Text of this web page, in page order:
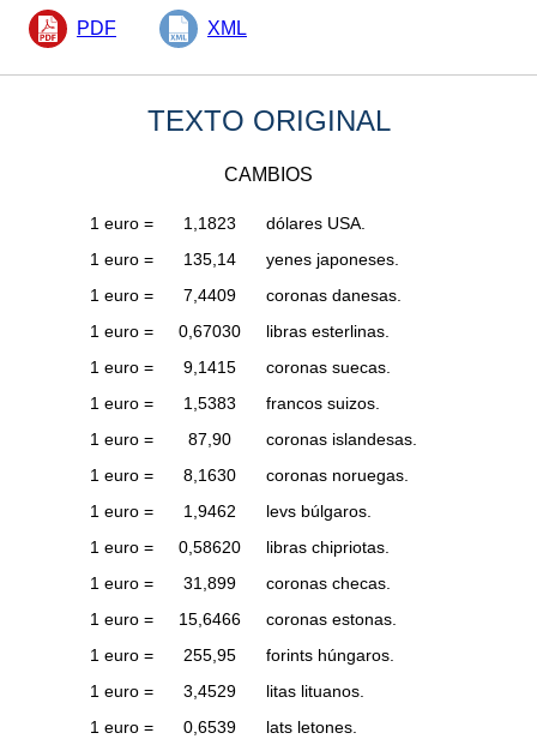
PDF XML
TEXTO ORIGINAL
CAMBIOS
1 euro = 1,1823
dólares USA.
1 euro =
135,14
yenes japoneses.
1 euro =
7,4409
coronas danesas.
1 euro =
0,67030
libras esterlinas.
1 euro =
9,1415
coronas suecas.
1 euro =
1,5383
francos suizos.
1 euro =
87,90
coronas islandesas.
1 euro =
8,1630
coronas noruegas.
1 euro =
1,9462
levs búlgaros.
1 euro =
0,58620
libras chipriotas.
1 euro =
31,899
coronas checas.
1 euro =
15,6466
coronas estonas.
1 euro =
255,95
forints húngaros.
1 euro =
3,4529
litas lituanos.
1 euro =
0,6539
lats letones.